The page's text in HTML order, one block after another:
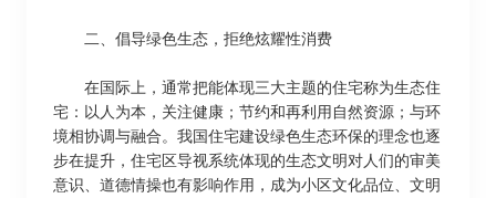
二、倡导绿色生态，拒绝炫耀性消费
在国际上，通常把能体现三大主题的住宅称为生态住
宅：以人为本，关注健康；节约和再利用自然资源；与环
境相协调与融合。我国住宅建设绿色生态环保的理念也逐
步在提升，住宅区导视系统体现的生态文明对人们的审美
意识、道德情操也有影响作用，成为小区文化品位、文明